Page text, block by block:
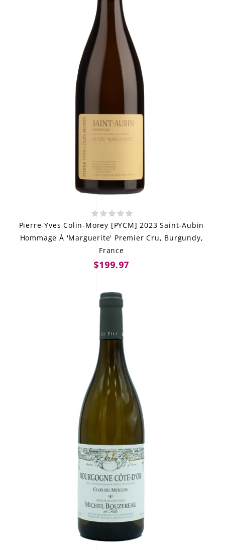
Pierre-Yves Colin-Morey [PYCM] 2023 Saint-Aubin
Hommage À 'Marguerite' Premier Cru, Burgundy,
France
$199.97